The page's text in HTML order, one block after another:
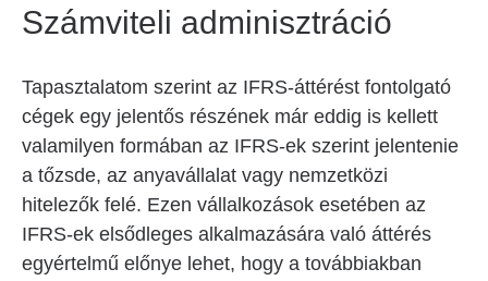
Számviteli adminisztráció
Tapasztalatom szerint az IFRS-áttérést fontolgató
cégek egy jelentős részének már eddig is kellett
valamilyen formában az IFRS-ek szerint jelentenie
a tőzsde, az anyavállalat vagy nemzetközi
hitelezők felé. Ezen vállalkozások esetében az
IFRS-ek elsődleges alkalmazására való áttérés
egyértelmű előnye lehet, hogy a továbbiakban